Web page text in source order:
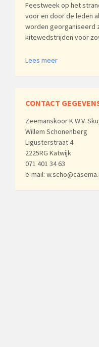
Feestweek op het
voor en door de leden
worden georganiseerd
kitewedstrijden voor
Lees meer
CONTACT
Zeemanskoor K.W.V.
Willem Schonenberg
Ligusterstraat 4
2225RG Katwijk
071 401 34 63
e-mail: